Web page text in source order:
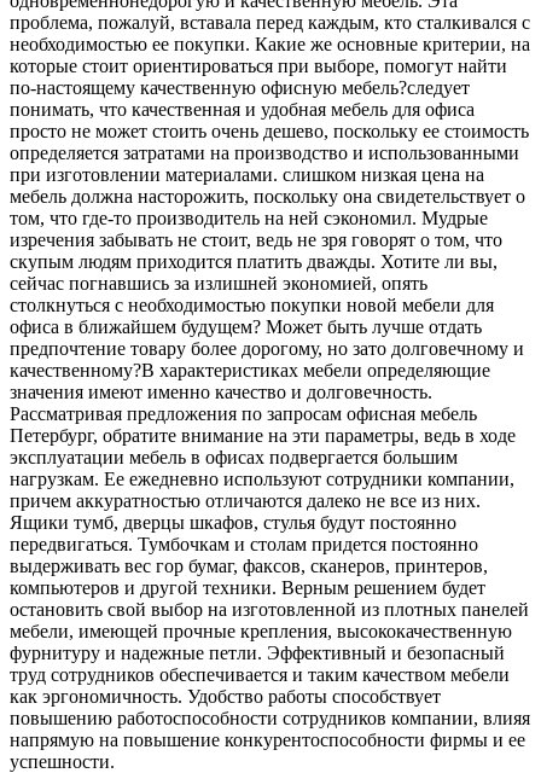
проблема, пожалуй, вставала перед каждым, кто сталкивался с
необходимостью ее покупки. Какие же основные критерии, на
которые стоит ориентироваться при выборе, помогут найти
по-настоящему качественную офисную мебель?следует
понимать, что качественная и удобная мебель для офиса
просто не может стоить очень дешево, поскольку ее стоимость
определяется затратами на производство и использованными
при изготовлении материалами. слишком низкая цена на
мебель должна насторожить, поскольку она свидетельствует о
том, что где-то производитель на ней сэкономил. Мудрые
изречения забывать не стоит, ведь не зря говорят о том, что
скупым людям приходится платить дважды. Хотите ли вы,
сейчас погнавшись за излишней экономией, опять
столкнуться с необходимостью покупки новой мебели для
офиса в ближайшем будущем? Может быть лучше отдать
предпочтение товару более дорогому, но зато долговечному и
качественному?В характеристиках мебели определяющие
значения имеют именно качество и долговечность.
Рассматривая предложения по запросам офисная мебель
Петербург, обратите внимание на эти параметры, ведь в ходе
эксплуатации мебель в офисах подвергается большим
нагрузкам. Ее ежедневно используют сотрудники компании,
причем аккуратностью отличаются далеко не все из них.
Ящики тумб, дверцы шкафов, стулья будут постоянно
передвигаться. Тумбочкам и столам придется постоянно
выдерживать вес гор бумаг, факсов, сканеров, принтеров,
компьютеров и другой техники. Верным решением будет
остановить свой выбор на изготовленной из плотных панелей
мебели, имеющей прочные крепления, высококачественную
фурнитуру и надежные петли. Эффективный и безопасный
труд сотрудников обеспечивается и таким качеством мебели
как эргономичность. Удобство работы способствует
повышению работоспособности сотрудников компании, влияя
напрямую на повышение конкурентоспособности фирмы и ее
успешности.